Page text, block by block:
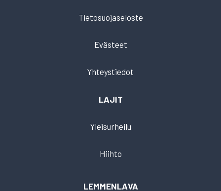
Tietosuojaseloste
Evästeet
Yhteystiedot
LAJIT
Yleisurheilu
Hiihto
LEMMENLAVA